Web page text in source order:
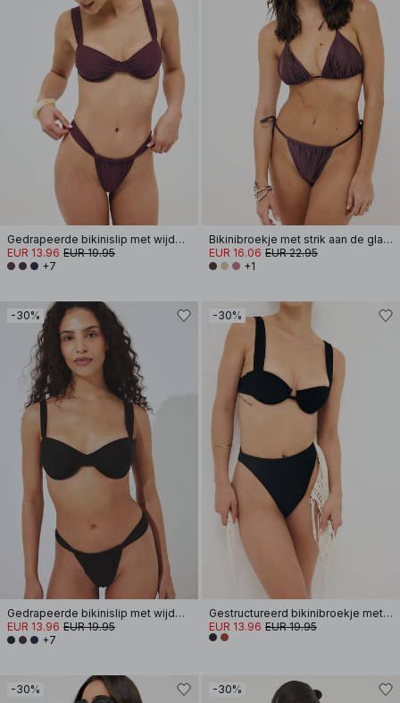
Gedrapeerde bikinislip met wijde band
EUR 13.96 EUR 19.95
+7
Bikinibroekje met strik aan de glanzende kant
EUR 16.06 EUR 22.95
+1
-30%
Gedrapeerde bikinislip met wijde band
EUR 13.96 EUR 19.95
+7
-30%
Gestructureerd bikinibroekje met hoge taille
EUR 13.96 EUR 19.95
-30% -30%